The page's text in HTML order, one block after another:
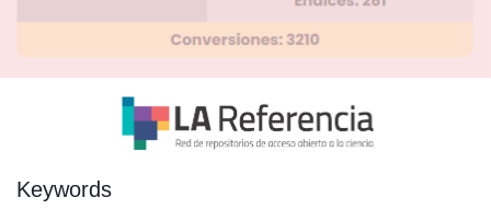
Keywords